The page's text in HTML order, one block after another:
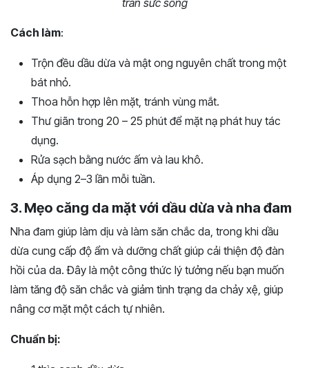
Cách làm:
Trộn đều dầu dừa và mật ong nguyên chất trong một
bát nhỏ.
Thoa hỗn hợp lên mặt, tránh vùng mắt.
Thư giãn trong 20 – 25 phút để mặt nạ phát huy tác
dụng.
Rửa sạch bằng nước ấm và lau khô.
Áp dụng 2–3 lần mỗi tuần.
3. Mẹo căng da mặt với dầu dừa và nha đam
Nha đam giúp làm dịu và làm săn chắc da, trong khi dầu
dừa cung cấp độ ẩm và dưỡng chất giúp cải thiện độ đàn
hồi của da. Đây là một công thức lý tưởng nếu bạn muốn
làm tăng độ săn chắc và giảm tình trạng da chảy xệ, giúp
nâng cơ mặt một cách tự nhiên.
Chuẩn bị: